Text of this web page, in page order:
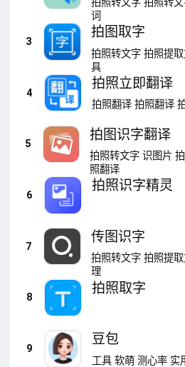
词
3
拍图取字
拍照转文字 拍照提
具
4
拍照立即翻译
拍照翻译 拍照翻译
5
拍图识字翻译
拍照转文字 识图片
照翻译
6
拍照识字精灵
7
传图识字
拍照转文字 拍照提
理
8
拍照取字
9
豆包
工具 软萌 测心率 实